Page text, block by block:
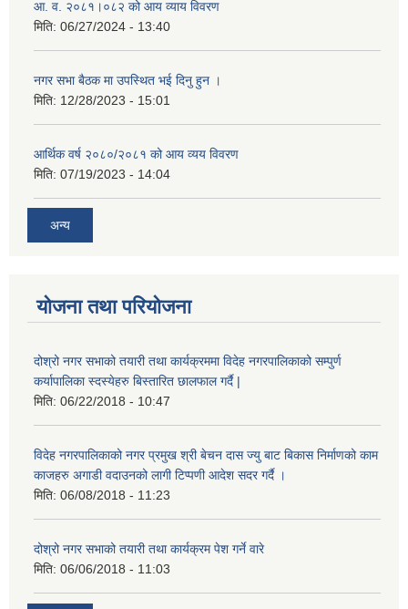
आ. व. २०८१।०८२ को आय व्याय विवरण
मिति: 06/27/2024 - 13:40
नगर सभा बैठक मा उपस्थित भई दिनु हुन ।
मिति: 12/28/2023 - 15:01
आर्थिक वर्ष २०८०/२०८१ को आय व्यय विवरण
मिति: 07/19/2023 - 14:04
अन्य
योजना तथा परियोजना
दोश्रो नगर सभाको तयारी तथा कार्यक्रममा विदेह नगरपालिकाको सम्पुर्ण
कर्यापालिका स्दस्येहरु बिस्तारित छालफाल गर्दै |
मिति: 06/22/2018 - 10:47
विदेह नगरपालिकाको नगर प्रमुख श्री बेचन दास ज्यु बाट बिकास निर्माणको काम
काजहरु अगाडी वदाउनको लागी टिप्पणी आदेश सदर गर्दै ।
मिति: 06/08/2018 - 11:23
दोश्रो नगर सभाको तयारी तथा कार्यक्रम पेश गर्ने वारे
मिति: 06/06/2018 - 11:03